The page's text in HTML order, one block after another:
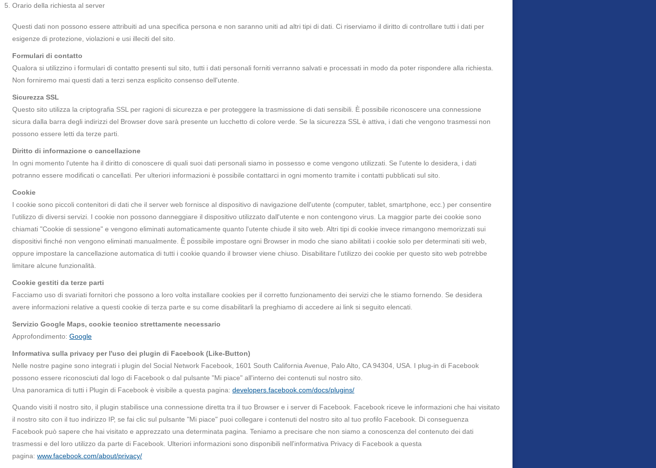
Orario della richiesta al server
Questi dati non possono essere attribuiti ad una specifica persona e non saranno uniti ad altri tipi di dati. Ci riserviamo il diritto di controllare tutti i dati per
esigenze di protezione, violazioni e usi illeciti del sito.
Formulari di contatto
Qualora si utilizzino i formulari di contatto presenti sul sito, tutti i dati personali forniti verranno salvati e processati in modo da poter rispondere alla richiesta.
Non forniremo mai questi dati a terzi senza esplicito consenso dell'utente.
Sicurezza SSL
Questo sito utilizza la criptografia SSL per ragioni di sicurezza e per proteggere la trasmissione di dati sensibili. È possibile riconoscere una connessione
sicura dalla barra degli indirizzi del Browser dove sarà presente un lucchetto di colore verde. Se la sicurezza SSL è attiva, i dati che vengono trasmessi non
possono essere letti da terze parti.
Diritto di informazione o cancellazione
In ogni momento l'utente ha il diritto di conoscere di quali suoi dati personali siamo in possesso e come vengono utilizzati. Se l'utente lo desidera, i dati
potranno essere modificati o cancellati. Per ulteriori informazioni è possibile contattarci in ogni momento tramite i contatti pubblicati sul sito.
Cookie
I cookie sono piccoli contenitori di dati che il server web fornisce al dispositivo di navigazione dell'utente (computer, tablet, smartphone, ecc.) per consentire
l'utilizzo di diversi servizi. I cookie non possono danneggiare il dispositivo utilizzato dall'utente e non contengono virus. La maggior parte dei cookie sono
chiamati "Cookie di sessione" e vengono eliminati automaticamente quanto l'utente chiude il sito web. Altri tipi di cookie invece rimangono memorizzati sui
dispositivi finché non vengono eliminati manualmente. È possibile impostare ogni Browser in modo che siano abilitati i cookie solo per determinati siti web,
oppure impostare la cancellazione automatica di tutti i cookie quando il browser viene chiuso. Disabilitare l'utilizzo dei cookie per questo sito web potrebbe
limitare alcune funzionalità.
Cookie gestiti da terze parti
Facciamo uso di svariati fornitori che possono a loro volta installare cookies per il corretto funzionamento dei servizi che le stiamo fornendo. Se desidera
avere informazioni relative a questi cookie di terza parte e su come disabilitarli la preghiamo di accedere ai link si seguito elencati.
Servizio Google Maps, cookie tecnico strettamente necessario
Approfondimento: Google
Informativa sulla privacy per l'uso dei plugin di Facebook (Like-Button)
Nelle nostre pagine sono integrati i plugin del Social Network Facebook, 1601 South California Avenue, Palo Alto, CA 94304, USA. I plug-in di Facebook
possono essere riconosciuti dal logo di Facebook o dal pulsante "Mi piace" all'interno dei contenuti sul nostro sito.
Una panoramica di tutti i Plugin di Facebook è visibile a questa pagina: developers.facebook.com/docs/plugins/
Quando visiti il nostro sito, il plugin stabilisce una connessione diretta tra il tuo Browser e i server di Facebook. Facebook riceve le informazioni che hai visitato
il nostro sito con il tuo indirizzo IP, se fai clic sul pulsante "Mi piace" puoi collegare i contenuti del nostro sito al tuo profilo Facebook. Di conseguenza
Facebook può sapere che hai visitato e apprezzato una determinata pagina. Teniamo a precisare che non siamo a conoscenza del contenuto dei dati
trasmessi e del loro utilizzo da parte di Facebook. Ulteriori informazioni sono disponibili nell'informativa Privacy di Facebook a questa
pagina: www.facebook.com/about/privacy/